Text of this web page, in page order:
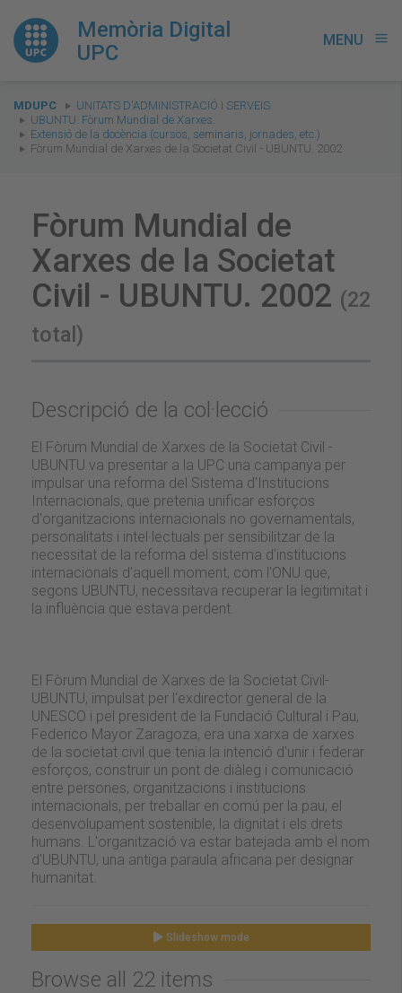
Memòria Digital
UPC
MENU menu
You
are
here:
MDUPC
UNITATS D'ADMINISTRACIÓ I SERVEIS
UBUNTU. Fòrum Mundial de Xarxes.
Extensió de la docència (cursos, seminaris, jornades, etc.)
Fòrum Mundial de Xarxes de la Societat Civil - UBUNTU. 2002
Fòrum Mundial de
Xarxes de la Societat
Civil - UBUNTU. 2002 (22
total)
Descripció de la col·lecció
El Fòrum Mundial de Xarxes de la Societat Civil -
UBUNTU va presentar a la UPC una campanya per
impulsar una reforma del Sistema d'Institucions
Internacionals, que pretenia unificar esforços
d'organitzacions internacionals no governamentals,
personalitats i intel·lectuals per sensibilitzar de la
necessitat de la reforma del sistema d'institucions
internacionals d'aquell moment, com l'ONU que,
segons UBUNTU, necessitava recuperar la legitimitat i
la influència que estava perdent.
El Fòrum Mundial de Xarxes de la Societat Civil-
UBUNTU, impulsat per l'exdirector general de la
UNESCO i pel president de la Fundació Cultural i Pau,
Federico Mayor Zaragoza, era una xarxa de xarxes
de la societat civil que tenia la intenció d'unir i federar
esforços, construir un pont de diàleg i comunicació
entre persones, organitzacions i institucions
internacionals, per treballar en comú per la pau, el
desenvolupament sostenible, la dignitat i els drets
humans. L'organització va estar batejada amb el nom
d'UBUNTU, una antiga paraula africana per designar
humanitat.
Slideshow mode
Browse all 22 items